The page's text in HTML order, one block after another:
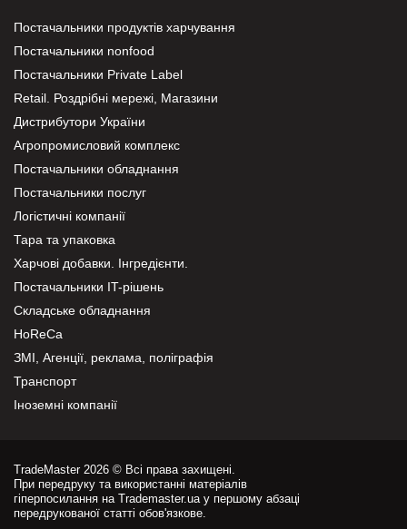
Постачальники продуктів харчування
Постачальники nonfood
Постачальники Private Label
Retail. Роздрібні мережі, Магазини
Дистрибутори України
Агропромисловий комплекс
Постачальники обладнання
Постачальники послуг
Логістичні компанії
Тара та упаковка
Харчові добавки. Інгредієнти.
Постачальники IT-рішень
Складське обладнання
HoReCa
ЗМІ, Агенції, реклама, поліграфія
Транспорт
Іноземні компанії
TradeMaster 2026 © Всі права захищені.
При передруку та використанні матеріалів
гіперпосилання на Trademaster.ua у першому абзаці
передрукованої статті обов'язкове.